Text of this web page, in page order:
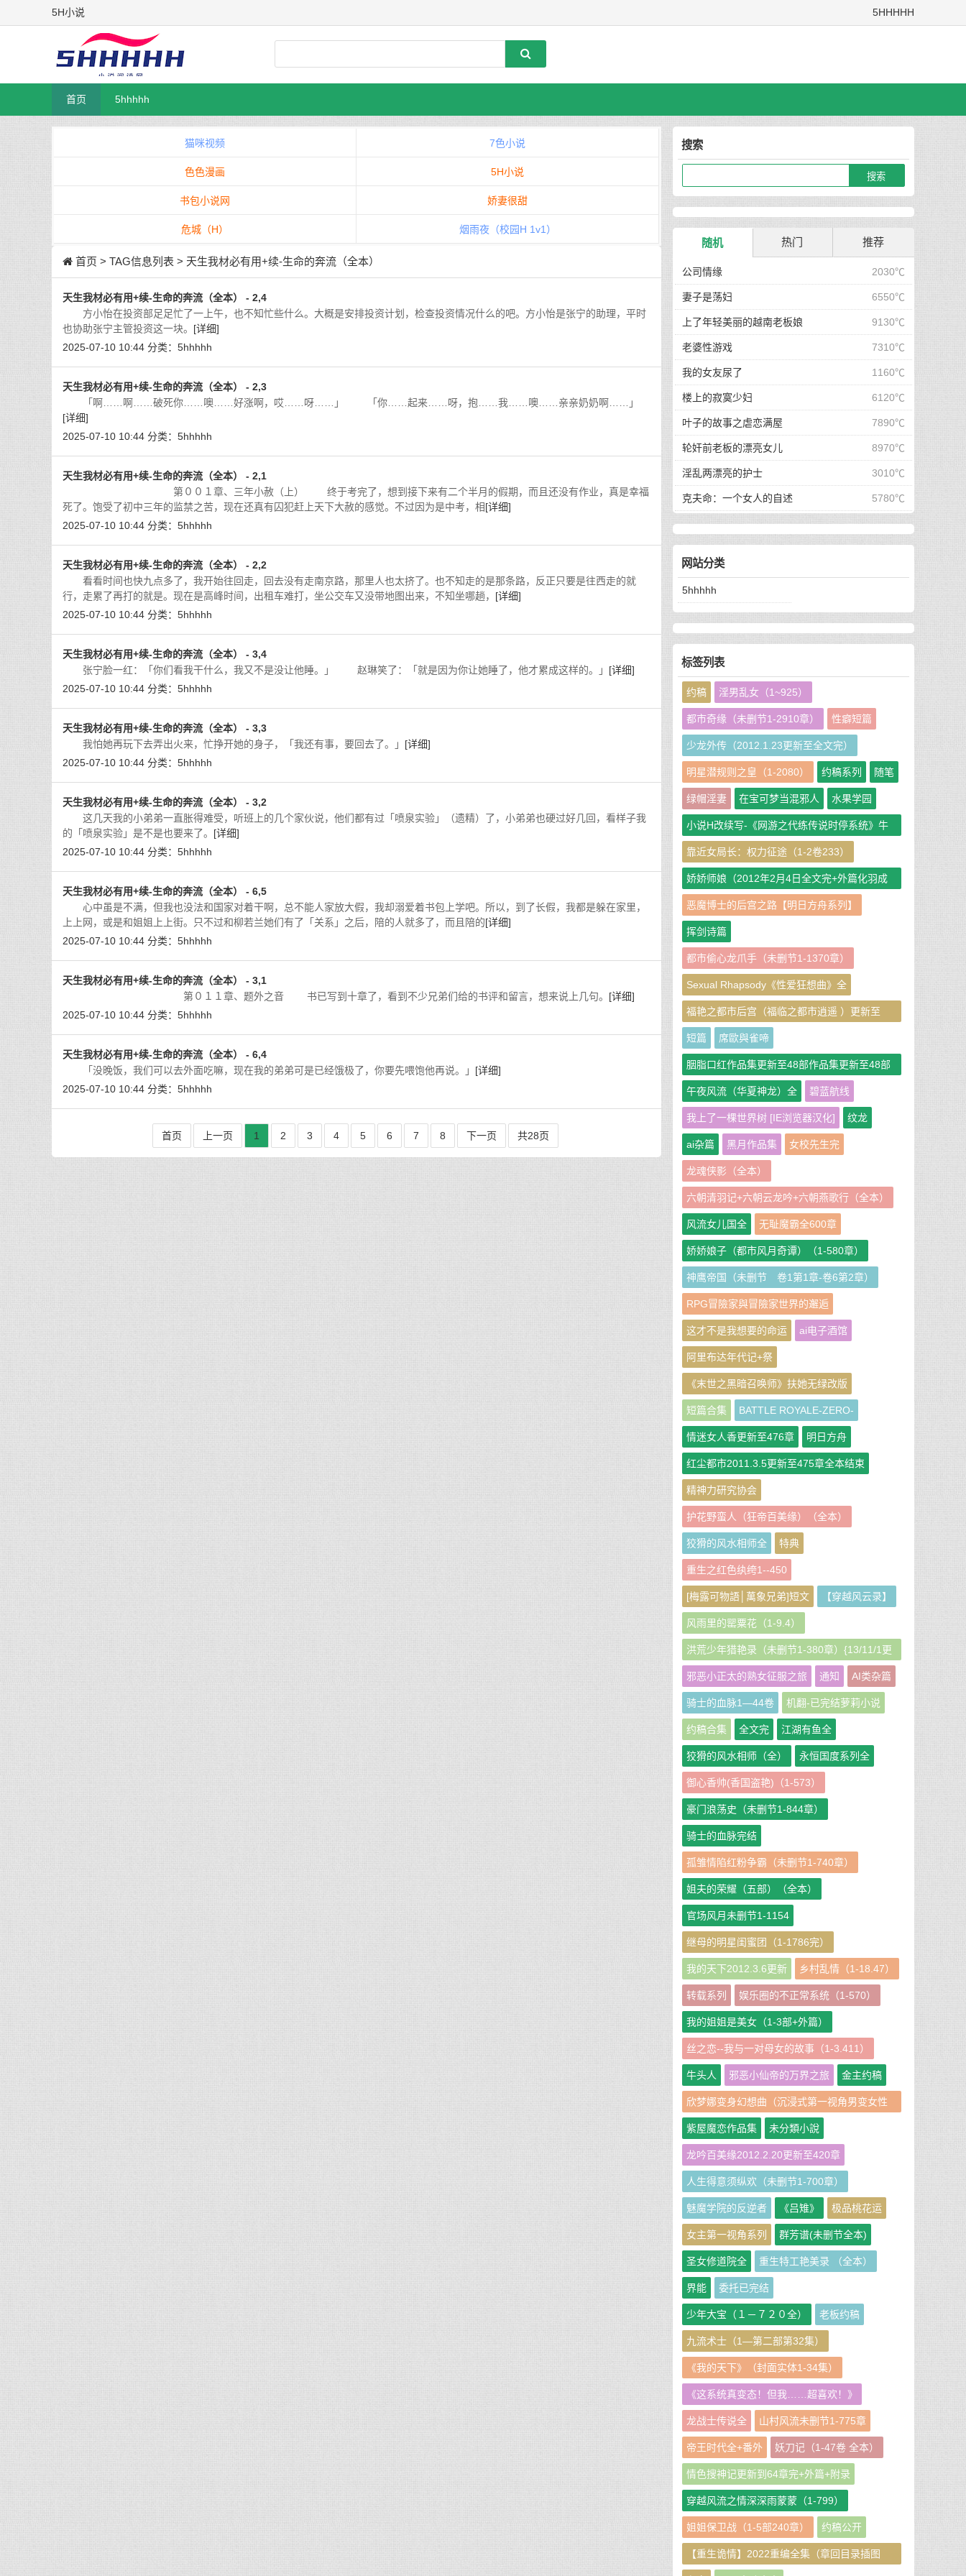
5H小说 5HHHHH
首页 5hhhhh
猫咪视频 7色小说
色色漫画 5H小说
书包小说网 娇妻很甜
危城（H） 烟雨夜（校园H 1v1）
首页 > TAG信息列表 > 天生我材必有用+续-生命的奔流（全本）
天生我材必有用+续-生命的奔流（全本） - 2,4
方小怡在投资部足足忙了一上午，也不知忙些什么。大概是安排投资计划，检查投资情况什么的吧。方小怡是张宁的助理，平时
也协助张宁主管投资这一块。 [详细]
2025-07-10 10:44 分类： 5hhhhh
天生我材必有用+续-生命的奔流（全本） - 2,3
「啊……啊……破死你……噢……好涨啊，哎……呀……」 「你……起来……呀，抱……我……噢……亲亲奶奶啊……」
[详细]
2025-07-10 10:44 分类： 5hhhhh
天生我材必有用+续-生命的奔流（全本） - 2,1
第００１章、三年小赦（上） 终于考完了，想到接下来有二个半月的假期，而且还没有作业，真是幸福
死了。饱受了初中三年的监禁之苦，现在还真有囚犯赶上天下大赦的感觉。不过因为是中考，相[详细]
2025-07-10 10:44 分类： 5hhhhh
天生我材必有用+续-生命的奔流（全本） - 2,2
看看时间也快九点多了，我开始往回走，回去没有走南京路，那里人也太挤了。也不知走的是那条路，反正只要是往西走的就
行，走累了再打的就是。现在是高峰时间，出租车难打，坐公交车又没带地图出来，不知坐哪趟， [详细]
2025-07-10 10:44 分类： 5hhhhh
天生我材必有用+续-生命的奔流（全本） - 3,4
张宁脸一红：「你们看我干什么，我又不是没让他睡。」 赵琳笑了：「就是因为你让她睡了，他才累成这样的。」 [详细]
2025-07-10 10:44 分类： 5hhhhh
天生我材必有用+续-生命的奔流（全本） - 3,3
我怕她再玩下去弄出火来，忙挣开她的身子，「我还有事，要回去了。」 [详细]
2025-07-10 10:44 分类： 5hhhhh
天生我材必有用+续-生命的奔流（全本） - 3,2
这几天我的小弟弟一直胀得难受，听班上的几个家伙说，他们都有过「喷泉实验」（遗精）了，小弟弟也硬过好几回，看样子我
的「喷泉实验」是不是也要来了。 [详细]
2025-07-10 10:44 分类： 5hhhhh
天生我材必有用+续-生命的奔流（全本） - 6,5
心中虽是不满，但我也没法和国家对着干啊，总不能人家放大假，我却溺爱着书包上学吧。所以，到了长假，我都是躲在家里，
上上网，或是和姐姐上上街。只不过和柳若兰她们有了「关系」之后，陪的人就多了，而且陪的[详细]
2025-07-10 10:44 分类： 5hhhhh
天生我材必有用+续-生命的奔流（全本） - 3,1
第０１１章、题外之音 书已写到十章了，看到不少兄弟们给的书评和留言，想来说上几句。 [详细]
2025-07-10 10:44 分类： 5hhhhh
天生我材必有用+续-生命的奔流（全本） - 6,4
「没晚饭，我们可以去外面吃嘛，现在我的弟弟可是已经饿极了，你要先喂饱他再说。」 [详细]
2025-07-10 10:44 分类： 5hhhhh
首页 上一页 1 2 3 4 5 6 7 8 下一页 共28页
搜索
随机 热门 推荐
2030℃
公司情缘
6550℃
妻子是荡妇
9130℃
上了年轻美丽的越南老板娘
7310℃
老婆性游戏
1160℃
我的女友尿了
6120℃
楼上的寂寞少妇
7890℃
叶子的故事之虐恋满屋
8970℃
轮奸前老板的漂亮女儿
3010℃
淫乱两漂亮的护士
5780℃
克夫命：一个女人的自述
网站分类
5hhhhh
标签列表
约稿 淫男乱女（1~925）
都市奇缘（未删节1-2910章） 性癖短篇
少龙外传（2012.1.23更新至全文完）
明星潜规则之皇（1-2080） 约稿系列 随笔
绿帽淫妻 在宝可梦当混邪人 水果学园
小说H改续写-《网游之代练传说时停系统》牛
牛娘二改GHS版
靠近女局长：权力征途（1-2卷233）
娇娇师娘（2012年2月4日全文完+外篇化羽成
仙篇240章）
恶魔博士的后宫之路【明日方舟系列】
挥剑诗篇
都市偷心龙爪手（未删节1-1370章）
Sexual Rhapsody《性爱狂想曲》全
福艳之都市后宫（福临之都市逍遥 ）更新至
951章
短篇 席歐與雀啼
胭脂口红作品集更新至48部作品集更新至48部
作者：胭脂口红
午夜风流（华夏神龙）全 碧蓝航线
我上了一棵世界树 [IE浏览器汉化] 纹龙
ai杂篇 黑月作品集 女校先生完
龙魂侠影（全本）
六朝清羽记+六朝云龙吟+六朝燕歌行（全本）
风流女儿国全 无耻魔霸全600章
娇娇娘子（都市风月奇谭）（1-580章）
神鹰帝国（未删节 卷1第1章-卷6第2章）
RPG冒險家與冒險家世界的邂逅
这才不是我想要的命运 ai电子酒馆
阿里布达年代记+祭
《末世之黑暗召唤师》扶她无绿改版
短篇合集 BATTLE ROYALE-ZERO-
情迷女人香更新至476章 明日方舟
红尘都市2011.3.5更新至475章全本结束
精神力研究协会
护花野蛮人（狂帝百美缘）（全本）
狡猾的风水相师全 特典
重生之红色纨绔1--450
[梅露可物語│萬象兄弟]短文 【穿越风云录】
风雨里的罂粟花（1-9.4）
洪荒少年猎艳录（未删节1-380章）{13/11/1更
新}
邪恶小正太的熟女征服之旅 通知 AI类杂篇
骑士的血脉1—44卷 机翻-已完结萝莉小说
约稿合集 全文完 江湖有鱼全
狡猾的风水相师（全） 永恒国度系列全
御心香帅(香国盗艳)（1-573）
豪门浪荡史（未删节1-844章）
骑士的血脉完结
孤雏情陷红粉争霸（未删节1-740章）
姐夫的荣耀（五部）（全本）
官场风月未删节1-1154
继母的明星闺蜜团（1-1786完）
我的天下2012.3.6更新 乡村乱情（1-18.47）
转载系列 娱乐圈的不正常系统（1-570）
我的姐姐是美女（1-3部+外篇）
丝之恋--我与一对母女的故事（1-3.411）
牛头人 邪恶小仙帝的万界之旅 金主约稿
欣梦娜变身幻想曲（沉浸式第一视角男变女性
转短篇小说集）
紫屋魔恋作品集 未分類小說
龙吟百美缘2012.2.20更新至420章
人生得意须纵欢（未删节1-700章）
魅魔学院的反逆者 《吕雉》 极品桃花运
女主第一视角系列 群芳谱(未删节全本)
圣女修道院全 重生特工艳美录 （全本）
界能 委托已完结
少年大宝（１－７２０全） 老板约稿
九流术士（1—第二部第32集）
《我的天下》（封面实体1-34集）
《这系统真变态！但我……超喜欢！》
龙战士传说全 山村风流未删节1-775章
帝王时代全+番外 妖刀记（1-47卷 全本）
情色搜神记更新到64章完+外篇+附录
穿越风流之情深深雨蒙蒙（1-799）
姐姐保卫战（1-5部240章） 约稿公开
【重生诡情】2022重编全集（章回目录插图